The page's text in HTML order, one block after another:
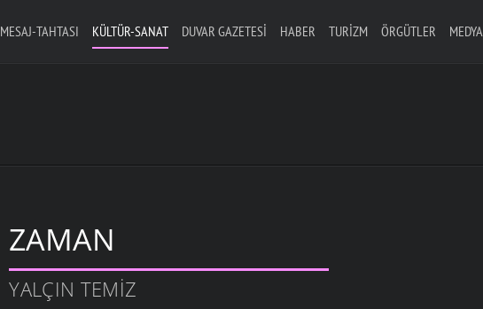
MESAJ-TAHTASI KÜLTÜR-SANAT DUVAR GAZETESI HABER TURIZM ÖRGÜTLER MEDYA
ZAMAN
YALÇIN TEMIZ